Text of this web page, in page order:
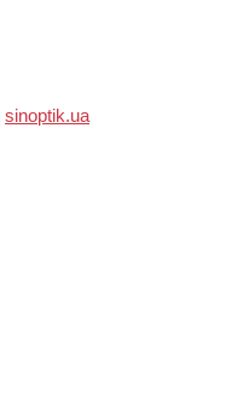
sinoptik.ua